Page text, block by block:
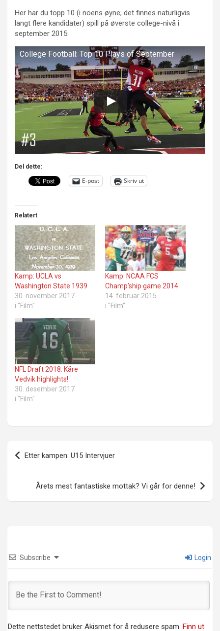
Her har du topp 10 (i noens øyne; det finnes naturligvis
langt flere kandidater) spill på øverste college-nivå i
september 2015:
College Football: Top 10 Plays of September
Del dette:
E-post Skriv ut
Relatert
Kamp: UCLA vs.
Washington State 1939
30. november 2017
i "Film"
Kamp: NCAA FCS
Champ’ship game 2014
14. februar 2015
i "Film"
NFL Draft 2018: Kåre
Vedvik highlights!
30. desember 2017
i "Film"
Innleggsnavigasjon
Etter kampen: U15 Intervjuer
Årets mest fantastiske mottak? Vi går for denne!
Subscribe Login
Dette nettstedet bruker Akismet for å redusere spam. Finn ut